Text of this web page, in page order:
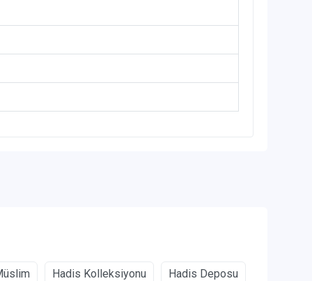
Hadis Kolleksiyonu Hadis Deposu